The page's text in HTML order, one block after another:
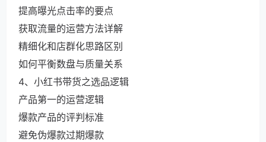
提高曝光点击率的要点
获取流量的运营方法详解
精细化和店群化思路区别
如何平衡数盘与质量关系
4、小红书带货之选品逻辑
产品第一的运营逻辑
爆款产品的评判标准
避免伪爆款过期爆款